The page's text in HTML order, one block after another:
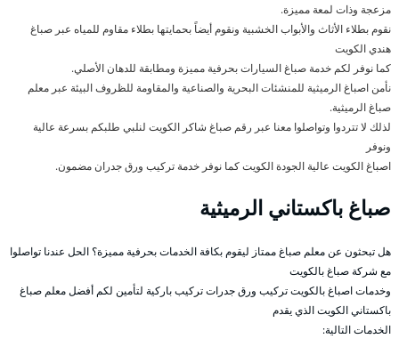
مزعجة وذات لمعة مميزة.
نقوم بطلاء الأثاث والأبواب الخشبية ونقوم أيضاً بحمايتها بطلاء مقاوم للمياه عبر صباغ
هندي الكويت
كما نوفر لكم خدمة صباغ السيارات بحرفية مميزة ومطابقة للدهان الأصلي.
نأمن اصباغ الرميثية للمنشئات البحرية والصناعية والمقاومة للظروف البيئة عبر معلم
صباغ الرميثية.
لذلك لا تتردوا وتواصلوا معنا عبر رقم صباغ شاكر الكويت لنلبي طلبكم بسرعة عالية
ونوفر
اصباغ الكويت عالية الجودة الكويت كما نوفر خدمة تركيب ورق جدران مضمون.
صباغ باكستاني الرميثية
هل تبحثون عن معلم صباغ ممتاز ليقوم بكافة الخدمات بحرفية مميزة؟ الحل عندنا تواصلوا
مع شركة صباغ بالكويت
وخدمات اصباغ بالكويت تركيب ورق جدرات تركيب باركية لتأمين لكم أفضل معلم صباغ
باكستاني الكويت الذي يقدم
الخدمات التالية: